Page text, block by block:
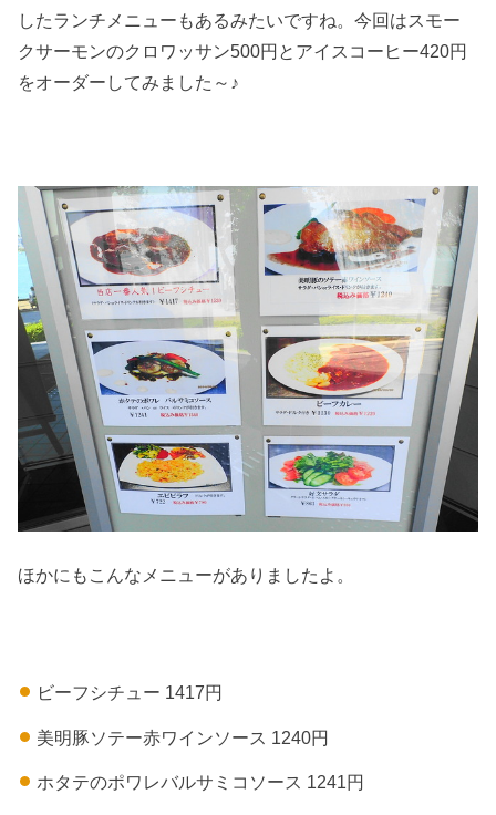
したランチメニューもあるみたいですね。今回はスモー
クサーモンのクロワッサン500円とアイスコーヒー420円
をオーダーしてみました～♪
ほかにもこんなメニューがありましたよ。
ビーフシチュー 1417円
美明豚ソテー赤ワインソース 1240円
ホタテのポワレバルサミコソース 1241円